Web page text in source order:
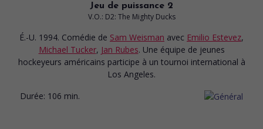
Jeu de puissance 2
V.O.: D2: The Mighty Ducks
É.-U. 1994. Comédie de Sam Weisman avec Emilio Estevez,
Michael Tucker, Jan Rubes. Une équipe de jeunes
hockeyeurs américains participe à un tournoi international à
Los Angeles.
Durée: 106 min.